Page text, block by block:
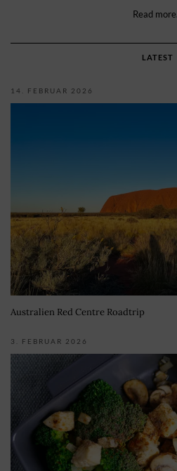
Read
LATEST
14. FEBRUAR 2026
Australien Red Centre Roadtrip
3. FEBRUAR 2026